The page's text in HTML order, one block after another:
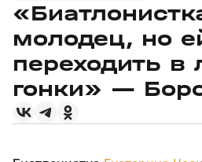
молодец, но
переходить
гонки» —